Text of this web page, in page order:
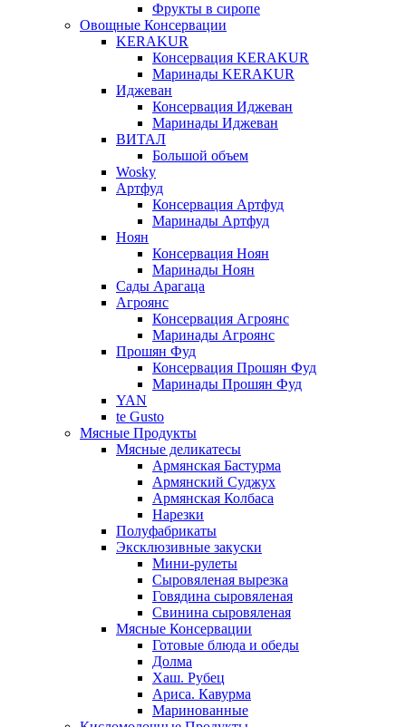
Фрукты в сиропе
Овощные Консервации
KERAKUR
Консервация KERAKUR
Маринады KERAKUR
Иджеван
Консервация Иджеван
Маринады Иджеван
ВИТАЛ
Большой объем
Wosky
Артфуд
Консервация Артфуд
Маринады Артфуд
Ноян
Консервация Ноян
Маринады Ноян
Сады Арагаца
Агроянс
Консервация Агроянс
Маринады Агроянс
Прошян Фуд
Консервация Прошян Фуд
Маринады Прошян Фуд
YAN
te Gusto
Мясные Продукты
Мясные деликатесы
Армянская Бастурма
Армянский Суджух
Армянская Колбаса
Нарезки
Полуфабрикаты
Эксклюзивные закуски
Мини-рулеты
Сыровяленая вырезка
Говядина сыровяленая
Свинина сыровяленая
Мясные Консервации
Готовые блюда и обеды
Долма
Хаш. Рубец
Ариса. Кавурма
Маринованные